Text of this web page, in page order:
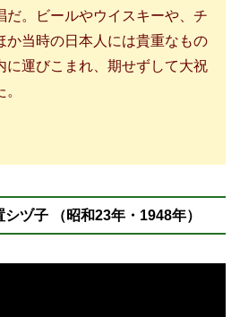
だ。ビールやウイスキーや、チ
か当時の日本人には貴重なもの
に運びこまれ、期せずして大祝
シヅ子 （昭和23年・1948年）